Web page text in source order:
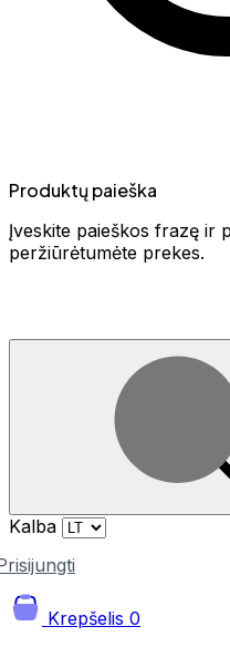
Produktų paieška
Įveskite paieškos frazę ir
peržiūrėtumėte prekes.
Kalba
Krepšelis 0